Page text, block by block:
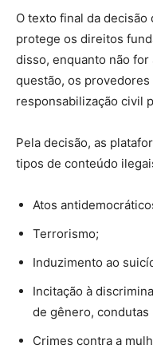
O texto final da
protege os direitos
disso, enquanto não
questão, os
responsabilização civil
Pela decisão, as
tipos de conteúdo
Atos
Terrorismo;
Induzimento ao
Incitação à
de gênero,
Crimes contra a